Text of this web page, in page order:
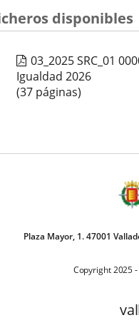
disponibles
03_2025 SRC_01
Igualdad 2026
(37 páginas)
Plaza Mayor, 1. 47001
Copyright 2025